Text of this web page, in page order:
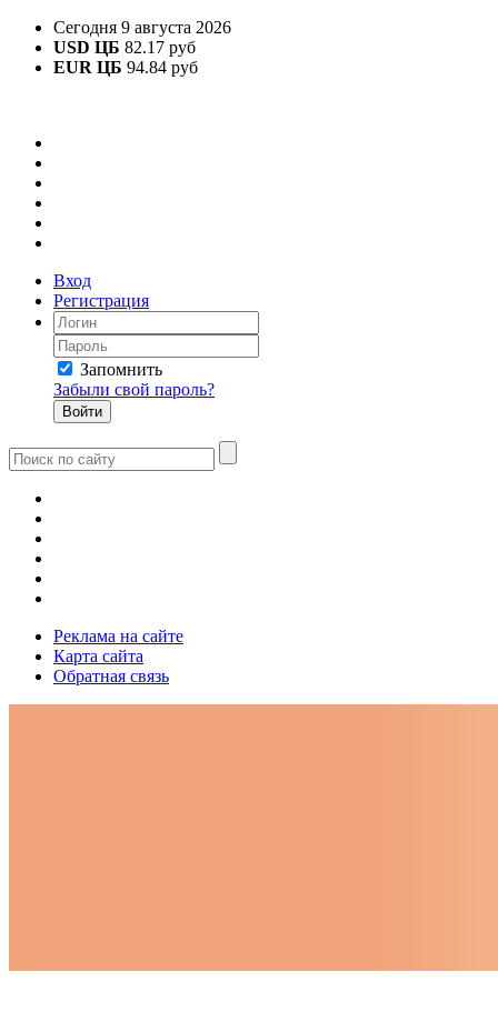
Сегодня 9 августа 2026
USD ЦБ 82.17 руб
EUR ЦБ 94.84 руб
Вход
Регистрация
Запомнить
Забыли свой пароль?
Реклама на сайте
Карта сайта
Обратная связь